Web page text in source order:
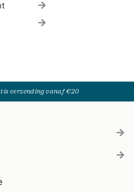
verzending vanaf €20